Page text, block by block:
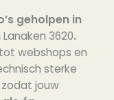
geholpen in
Lanaken 3620.
webshops en
sterke
zodat jouw